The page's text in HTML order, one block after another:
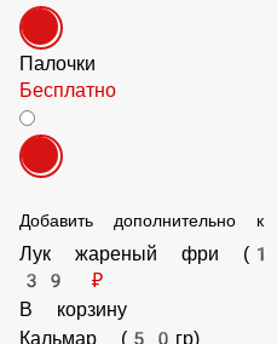
Вилка
Палочки
Бесплатно